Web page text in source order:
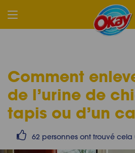
Comment
de l’urine de
tapis ou d’un
62 personnes ont trouvé cela